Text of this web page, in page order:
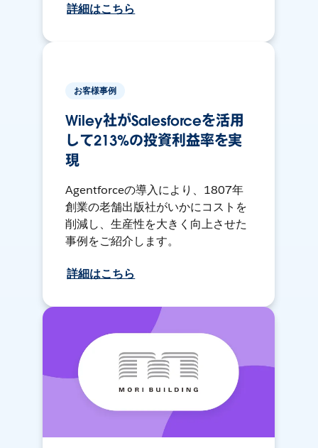
詳細はこちら
お客様事例
Wiley社がSalesforceを活用
して213%の投資利益率を実
現
Agentforceの導入により、1807年
創業の老舗出版社がいかにコストを
削減し、生産性を大きく向上させた
事例をご紹介します。
詳細はこちら